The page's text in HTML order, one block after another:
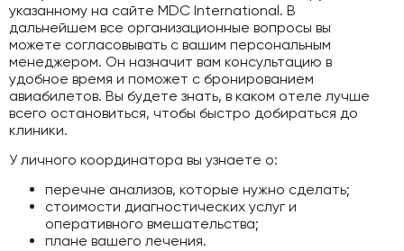
указанному на сайте MDC International. В
дальнейшем все организационные вопросы вы
можете согласовывать с вашим персональным
менеджером. Он назначит вам консультацию в
удобное время и поможет с бронированием
авиабилетов. Вы будете знать, в каком отеле лучше
всего остановиться, чтобы быстро добираться до
клиники.
У личного координатора вы узнаете о:
перечне анализов, которые нужно сделать;
стоимости диагностических услуг и
оперативного вмешательства;
плане вашего лечения.